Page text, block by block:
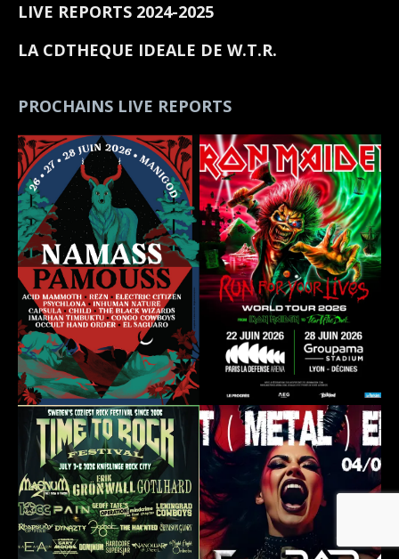
LIVE REPORTS 2024-2025
LA CDTHEQUE IDEALE DE W.T.R.
PROCHAINS LIVE REPORTS